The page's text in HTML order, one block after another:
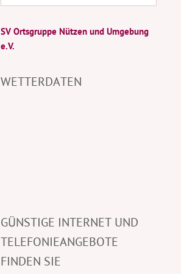
SV Ortsgruppe Nützen und Umgebung
e.V.
WETTERDATEN
GÜNSTIGE INTERNET UND
TELEFONIEANGEBOTE
FINDEN SIE